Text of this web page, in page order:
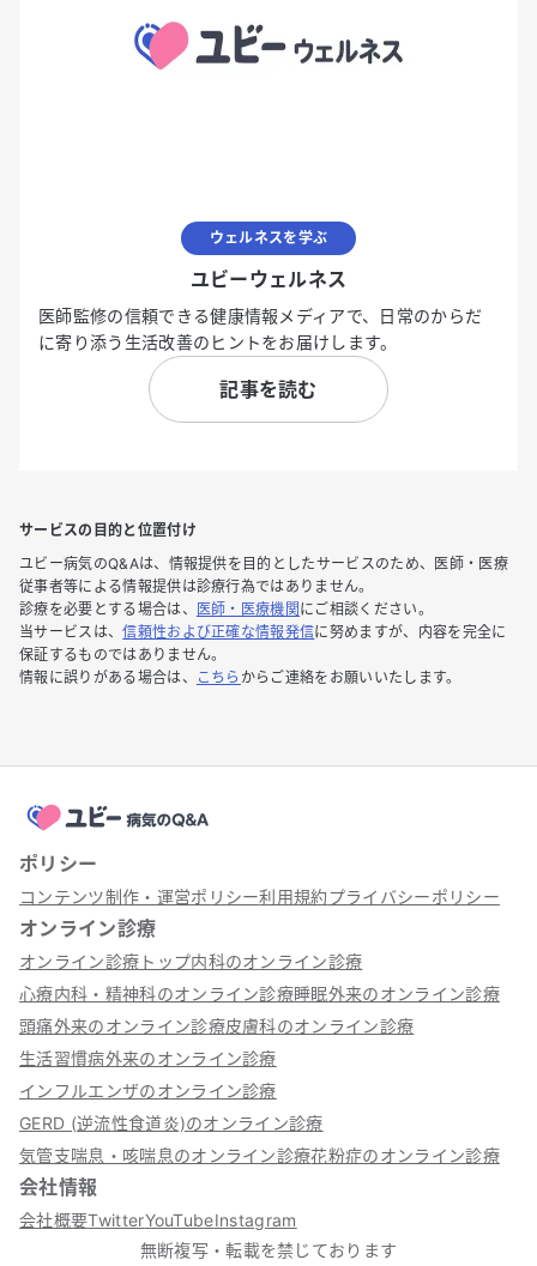
ウェルネスを学ぶ
ユビーウェルネス
医師監修の信頼できる健康情報メディアで、日常のからだ
に寄り添う生活改善のヒントをお届けします。
記事を読む
サービスの目的と位置付け
ユビー病気のQ&Aは、情報提供を目的としたサービスのため、医師・医療
従事者等による情報提供は診療行為ではありません。
診療を必要とする場合は、
医師・医療機関 にご相談ください。
当サービスは、信頼性および正確な情報発信に努めますが、内容を完全に
保証するものではありません。
情報に誤りがある場合は、
こちら からご連絡をお願いいたします。
ポリシー
コンテンツ制作・運営ポリシー利用規約プライバシーポリシー
オンライン診療
オンライン診療トップ内科のオンライン診療
心療内科・精神科のオンライン診療睡眠外来のオンライン診療
頭痛外来のオンライン診療皮膚科のオンライン診療
生活習慣病外来のオンライン診療
インフルエンザのオンライン診療
GERD (逆流性食道炎)のオンライン診療
気管支喘息・咳喘息のオンライン診療花粉症のオンライン診療
会社情報
会社概要TwitterYouTubeInstagram
無断複写・転載を禁じております